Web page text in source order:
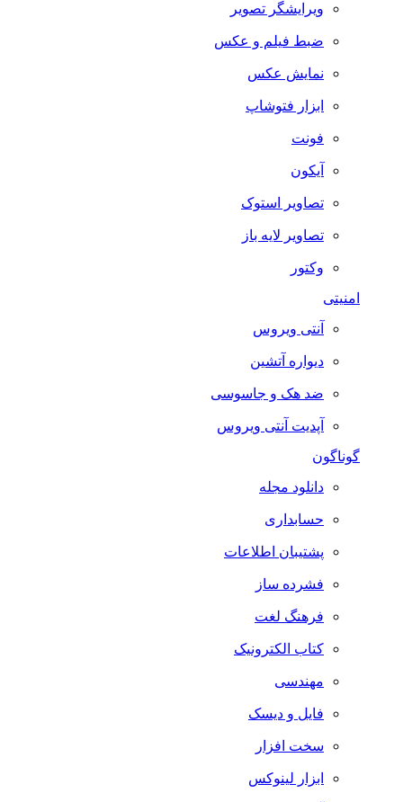
ویرایشگر تصویر
ضبط فيلم و عكس
نمایش عکس
ابزار فتوشاپ
فونت
آیکون
تصاویر استوک
تصاویر لایه باز
وکتور
امنیتی
آنتی ویروس
دیواره آتشین
ضد هک و جاسوسی
آپدیت آنتی ویروس
گوناگون
دانلود مجله
حسابداری
پشتیبان اطلاعات
فشرده ساز
فرهنگ لغت
کتاب الکترونیک
مهندسی
فایل و دیسک
سخت افزار
ابزار لینوکس